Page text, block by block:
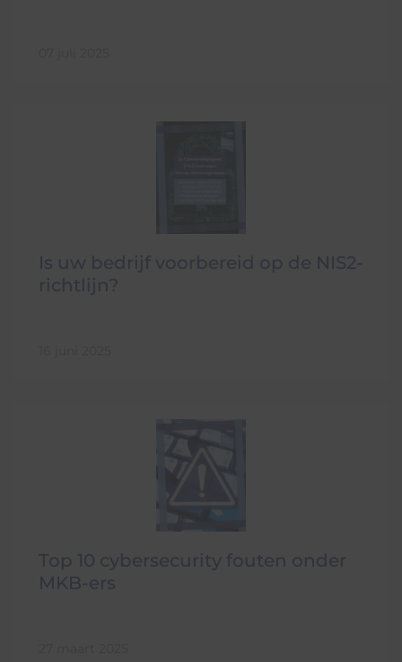
Is uw bedrijf voorbereid op de NIS2-
richtlijn?
Top 10 cybersecurity fouten onder
MKB-ers